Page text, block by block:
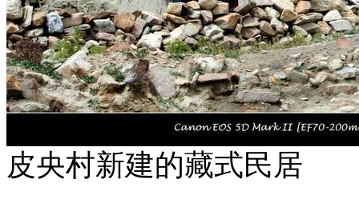
皮央村新建的藏式民居